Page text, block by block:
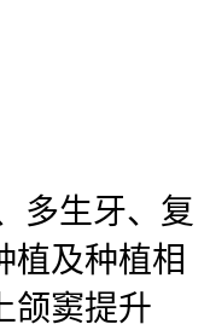
多生牙、复
植及种植相
颌窦提升